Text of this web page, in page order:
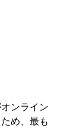
ンライン
め、最も